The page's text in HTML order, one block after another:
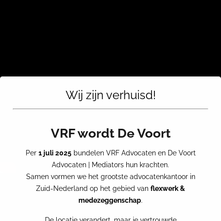
De vijfde editie van Claire Magazine is nu verkrijgbaar, ditmaal met
een muzikale noot. We staan onder andere stil bij nieuwe manieren
waarop contracten worden aangeboden. Maar ook bij gefixeerde
schadevergoedingen, AI en de Wet toelating terbeschikkingstelling
Wij zijn verhuisd!
VRF wordt De Voort
Per 1 juli 2025bundelen VRF Advocaten en De Voort
Advocaten | Mediators hun krachten.
Samen vormen we het grootste advocatenkantoor in
Zuid-Nederland op het gebied van flexwerk &
medezeggenschap.